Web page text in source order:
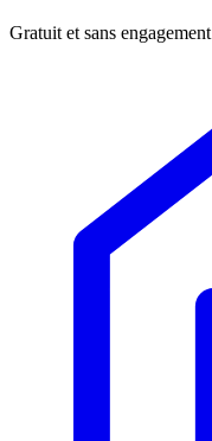
Gratuit et sans engagement